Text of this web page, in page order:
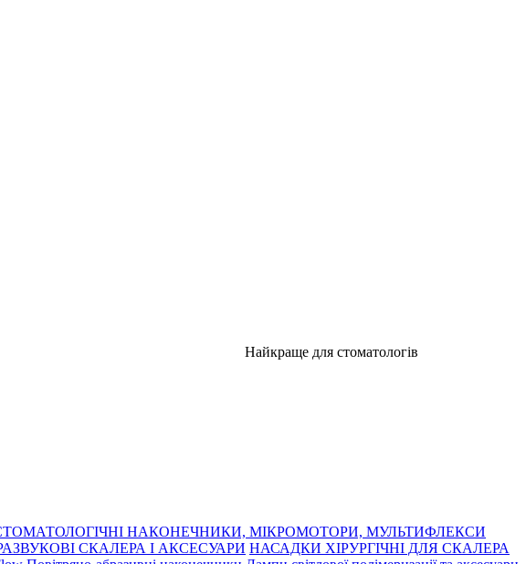
Найкраще для стоматологів
НАКОНЕЧНИКИ, МІКРОМОТОРИ, МУЛЬТИФЛЕКСИ
СКАЛЕРА І АКСЕСУАРИ НАСАДКИ ХІРУРГІЧНІ ДЛЯ СКАЛЕРА